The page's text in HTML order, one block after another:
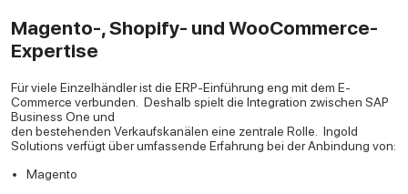
Magento-, Shopify- und WooCommerce-
Expertise
Für viele Einzelhändler ist die ERP-Einführung eng mit dem E-
Commerce verbunden. Deshalb spielt die Integration zwischen SAP
Business One und
den bestehenden Verkaufskanälen eine zentrale Rolle. Ingold
Solutions verfügt über umfassende Erfahrung bei der Anbindung von:
Magento